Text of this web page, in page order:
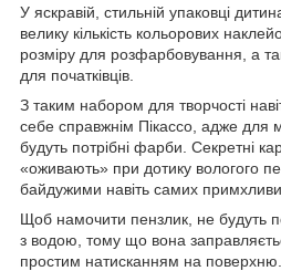
У яскравій, стильній упаковці
велику кількість кольорових
розміру для розфарбовування, а
для початківців.
З таким набором для творчості
себе справжнім Пікассо, адже для
будуть потрібні фарби. Секретні
«оживають» при дотику вологого
байдужими навіть самих
Щоб намочити пензлик, не будуть
з водою, тому що вона
простим натисканням на